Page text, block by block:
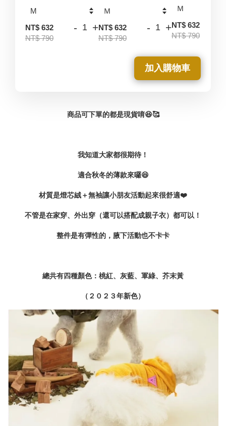
NT$ 632
NT$ 790
- +NT$ 632
NT$ 790
- +NT$ 632
NT$ 790
加入購物車
商品可下單的都是現貨唷😆🥰
我知道大家都很期待！
適合秋冬的薄款來囉😆
材質是燈芯絨＋無袖讓小朋友活動起來很舒適❤️
不管是在家穿、外出穿（還可以搭配成親子衣） 都可以！
整件是有彈性的，腋下活動也不卡卡
總共有四種顏色：桃紅、灰藍、軍綠、芥末黃
（２０２３年新色）